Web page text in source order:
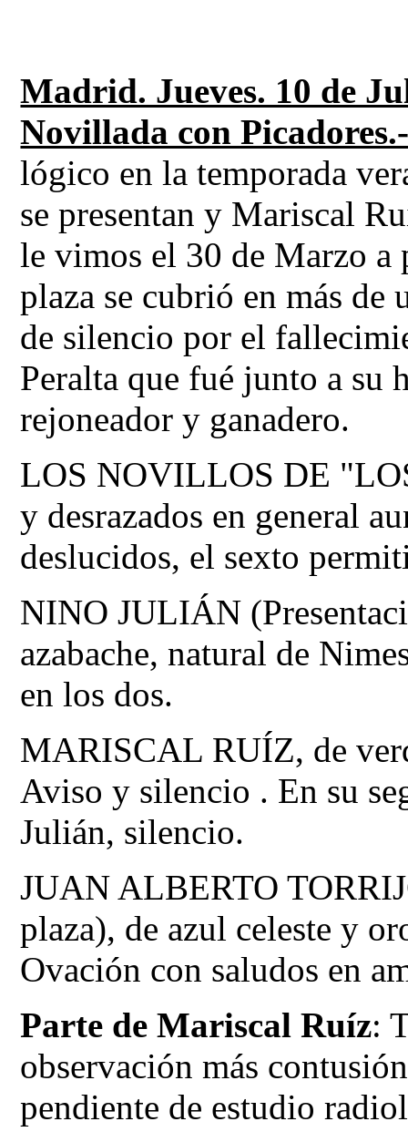
Madrid. Jueves. 10 de
Novillada con
lógico en la temporada
se presentan y Mariscal
le vimos el 30 de Marzo a
plaza se cubrió en más
de silencio por el
Peralta que fué junto a su
rejoneador y ganadero.
LOS NOVILLOS DE
y desrazados en general
deslucidos, el sexto
NINO JULIÁN
azabache, natural de
en los dos.
MARISCAL RUÍZ, de
Aviso y silencio . En su
Julián, silencio.
JUAN ALBERTO
plaza), de azul celeste y
Ovación con saludos en
Parte de Mariscal Ruíz:
observación más
pendiente de estudio